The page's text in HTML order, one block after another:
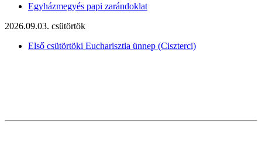
Egyházmegyés papi zarándoklat
2026.09.03. csütörtök
Első csütörtöki Eucharisztia ünnep (Ciszterci)